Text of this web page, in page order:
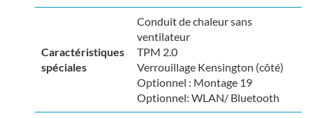
Caractéristiques
spéciales
Conduit de chaleur sans
ventilateur
TPM 2.0
Verrouillage Kensington (côté)
Optionnel : Montage 19
Optionnel: WLAN/ Bluetooth